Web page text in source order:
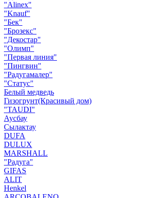
"Alinex"
"Knauf"
"Бек"
"Брозекс"
"Декостар"
"Олимп"
"Первая линия"
"Пингвин"
"Радугамалер"
"Статус"
Белый медведь
Гизогрунт(Красивый дом)
"TAUDI"
Аусбау
Сылактау
DUFA
DULUX
MARSHALL
"Радуга"
GIFAS
ALIT
Henkel